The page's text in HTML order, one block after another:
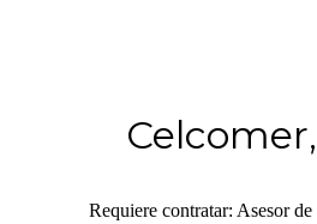
Requiere contratar: Asesor de